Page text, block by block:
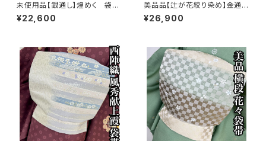
未使用品【銀通し】煌めく 袋
帯 正絹 s777
¥22,600
美品品【辻が花絞り染め】金通
し 袋帯 正絹s775
¥26,900